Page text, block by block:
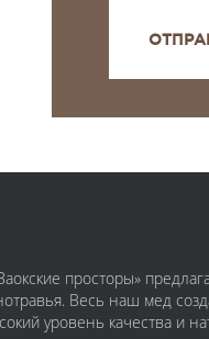
просторы»
Весь наш мед
уровень качества и